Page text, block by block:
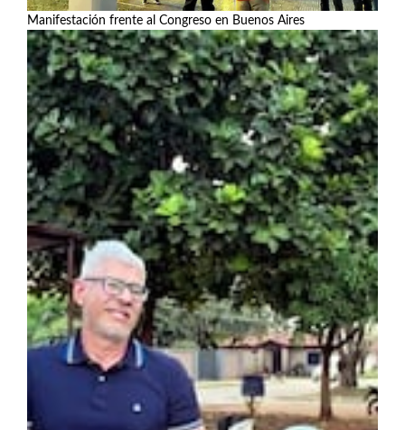
Manifestación frente al Congreso en Buenos Aires
Ver más